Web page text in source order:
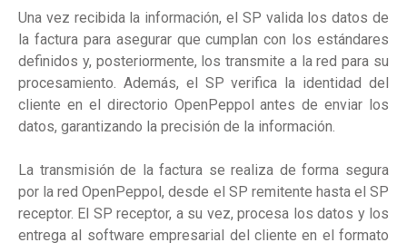
Una vez recibida la información, el SP valida los datos de
la factura para asegurar que cumplan con los estándares
definidos y, posteriormente, los transmite a la red para su
procesamiento. Además, el SP verifica la identidad del
cliente en el directorio OpenPeppol antes de enviar los
datos, garantizando la precisión de la información.
La transmisión de la factura se realiza de forma segura
por la red OpenPeppol, desde el SP remitente hasta el SP
receptor. El SP receptor, a su vez, procesa los datos y los
entrega al software empresarial del cliente en el formato